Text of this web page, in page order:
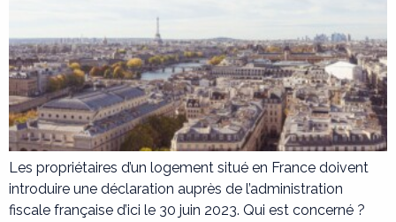
Les propriétaires d’un logement situé en France doivent
introduire une déclaration auprès de l’administration
fiscale française d’ici le 30 juin 2023. Qui est concerné ?